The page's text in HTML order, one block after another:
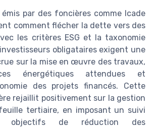
par des foncières comme Icade
comment flécher la dette vers des
les critères ESG et la taxonomie
obligataires exigent une
sur la mise en œuvre des travaux,
énergétiques attendues et
des projets financés. Cette
rejaillit positivement sur la gestion
tertiaire, en imposant un suivi
objectifs de réduction des